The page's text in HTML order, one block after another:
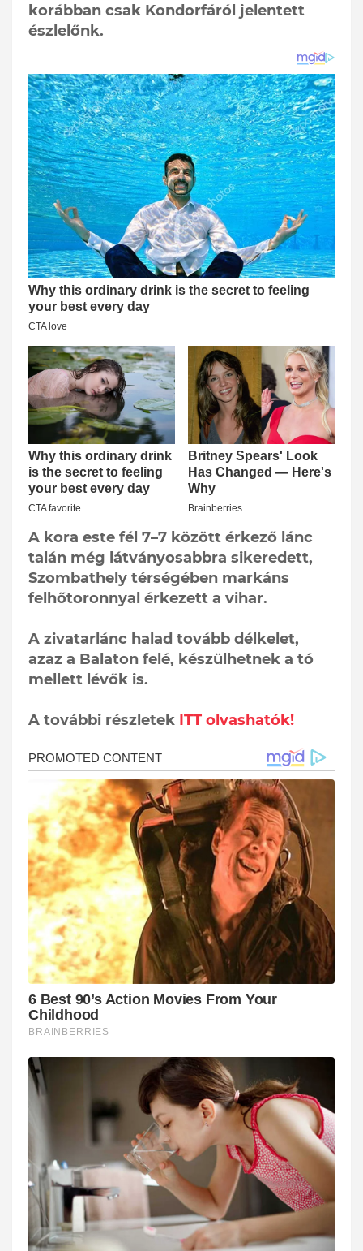
korábban csak Kondorfáról jelentett
észlelőnk.
A kora este fél 7–7 között érkező lánc
talán még látványosabbra sikeredett,
Szombathely térségében markáns
felhőtoronnyal érkezett a vihar.
A zivatarlánc halad tovább délkelet,
azaz a Balaton felé, készülhetnek a tó
mellett lévők is.
A további részletek ITT olvashatók!